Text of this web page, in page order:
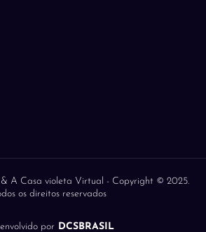
A Casa violeta Virtual - Copyright © 2025.
os direitos reservados
porDCSBRASIL